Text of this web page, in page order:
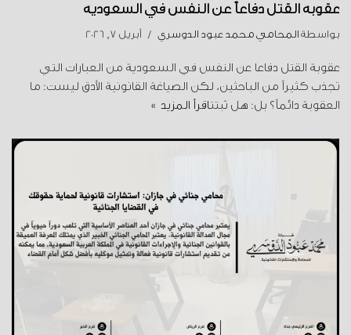
عقوبة القتل دفاعاً عن النفس في السعودية
بواسطة المحامي محمد عبود الدوسري أبريل 7, 2026
عقوبة القتل دفاعا عن النفس في السعودية من العبارات التي
تجذب كثيراً من الباحثين، لكن الصياغة القانونية الأدق ليست: ما
العقوبة دائماً؟ بل: هل ثبتتاقرأ المزيد »